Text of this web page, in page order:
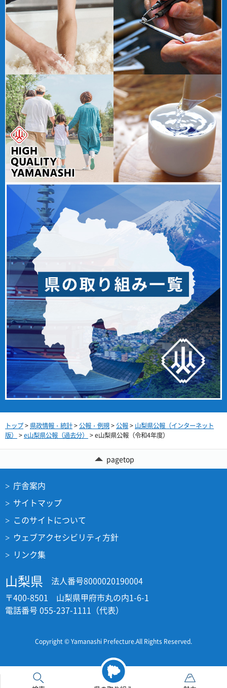
トップ> 県政情報・統計>公報・例規>公報> 山梨県公報（インターネット
版）
>e山梨県公報（過去分） > e山梨県公報（令和4年度）
pagetop
庁舎案内
サイトマップ
このサイトについて
ウェブアクセシビリティ方針
リンク集
山梨県
法人番号8000020190004
〒400-8501 山梨県甲府市丸の内1-6-1
電話番号 055-237-1111（代表）
Copyright © Yamanashi Prefecture.All Rights Reserved.